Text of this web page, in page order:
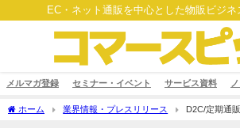
EC・ネット通販を中心とした物販ビジネ
メルマガ登録 セミナー・イベント サービス資料
ホーム 業界情報・プレスリリース
D2C/定期通